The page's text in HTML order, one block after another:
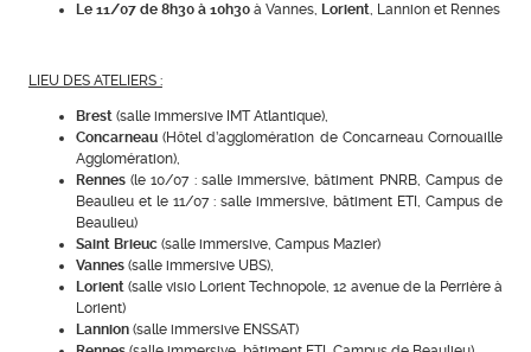
Le 11/07 de 8h30 à 10h30à Vannes, Lorient, Lannion et Rennes
LIEU DES ATELIERS :
Brest(salle immersive IMT Atlantique),
Concarneau(Hôtel d’agglomération de Concarneau Cornouaille
Agglomération),
Rennes(le 10/07 : salle immersive, bâtiment PNRB, Campus de
Beaulieu et le 11/07 : salle immersive, bâtiment ETI, Campus de
Beaulieu)
Saint Brieuc (salle immersive, Campus Mazier)
Vannes (salle immersive UBS),
Lorient(salle visio Lorient Technopole, 12 avenue de la Perrière à
Lorient)
Lannion (salle immersive ENSSAT)